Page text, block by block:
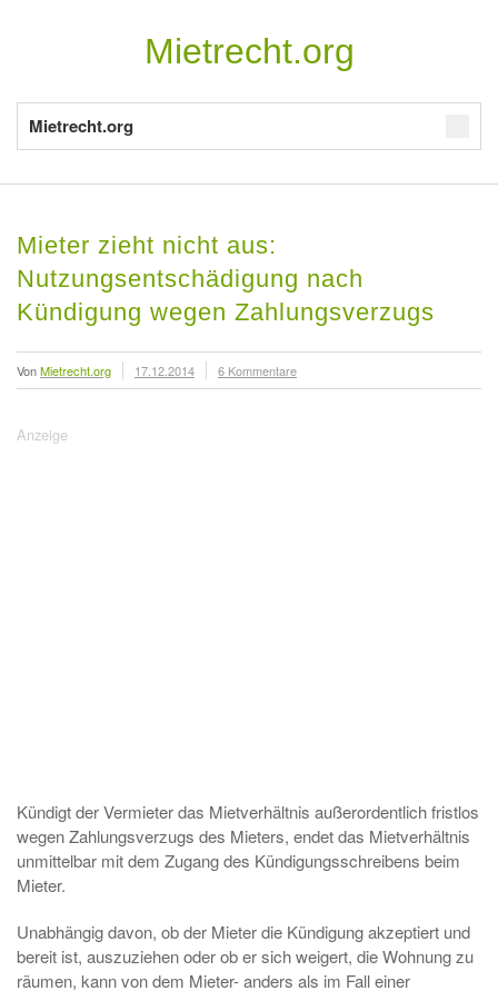
Mietrecht.org
Mietrecht.org
Mieter zieht nicht aus:
Nutzungsentschädigung nach
Kündigung wegen Zahlungsverzugs
VonMietrecht.org 17.12.2014 6 Kommentare
Kündigt der Vermieter das Mietverhältnis außerordentlich fristlos
wegen Zahlungsverzugs des Mieters, endet das Mietverhältnis
unmittelbar mit dem Zugang des Kündigungsschreibens beim
Mieter.
Unabhängig davon, ob der Mieter die Kündigung akzeptiert und
bereit ist, auszuziehen oder ob er sich weigert, die Wohnung zu
räumen, kann von dem Mieter- anders als im Fall einer